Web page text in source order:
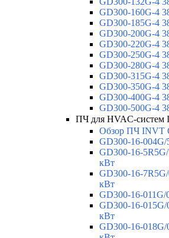
GD300-160G-4
GD300-185G-4
GD300-200G-4
GD300-220G-4
GD300-250G-4
GD300-280G-4
GD300-315G-4
GD300-350G-4
GD300-400G-4
GD300-500G-4
ПЧ для HVAC-систем
Обзор ПЧ INVT
GD300-16-
GD300-16-
кВт
GD300-16-
кВт
GD300-16-
GD300-16-
кВт
GD300-16-